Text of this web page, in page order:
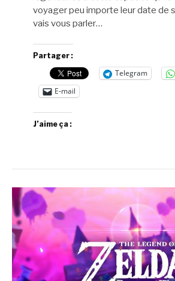
voyager peu importe leur date de
vais vous parler…
Partager :
Telegram
E-mail
J’aime ça :